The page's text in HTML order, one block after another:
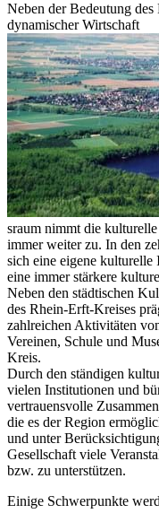
Neben der Bedeutung
dynamischer Wirtschaft
sraum nimmt die
immer weiter zu. In den
sich eine eigene
eine immer stärkere
Neben den städtischen
des Rhein-Erft-Kreises
zahlreichen Aktivitäten
Vereinen, Schule und
Kreis.
Durch den ständigen
vielen Institutionen und
vertrauensvolle
die es der Region
und unter
Gesellschaft viele
bzw. zu unterstützen.
Einige Schwerpunkte